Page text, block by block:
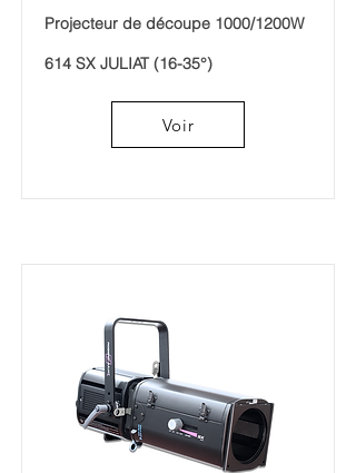
Projecteur de découpe 1000/1200W
614 SX JULIAT (16-35°)
Voir